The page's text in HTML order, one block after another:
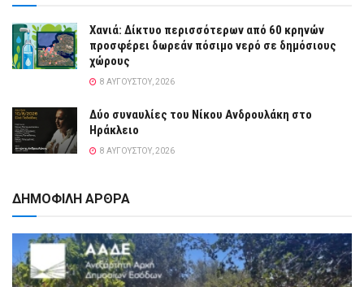
Χανιά: Δίκτυο περισσότερων από 60 κρηνών
προσφέρει δωρεάν πόσιμο νερό σε δημόσιους
χώρους
8 ΑΥΓΟΎΣΤΟΥ, 2026
Δύο συναυλίες του Νίκου Ανδρουλάκη στο
Ηράκλειο
8 ΑΥΓΟΎΣΤΟΥ, 2026
ΔΗΜΟΦΙΛΗ ΑΡΘΡΑ